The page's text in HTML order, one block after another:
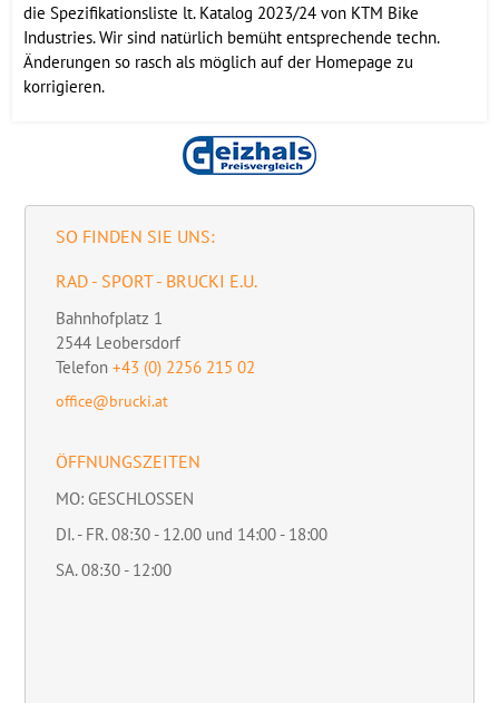
die Spezifikationsliste lt. Katalog 2023/24 von KTM Bike
Industries. Wir sind natürlich bemüht entsprechende techn.
Änderungen so rasch als möglich auf der Homepage zu
korrigieren.
SO FINDEN SIE UNS:
RAD - SPORT - BRUCKI E.U.
Bahnhofplatz 1
2544 Leobersdorf
Telefon +43 (0) 2256 215 02
office@brucki.at
ÖFFNUNGSZEITEN
MO: GESCHLOSSEN
DI. - FR. 08:30 - 12.00 und 14:00 - 18:00
SA. 08:30 - 12:00